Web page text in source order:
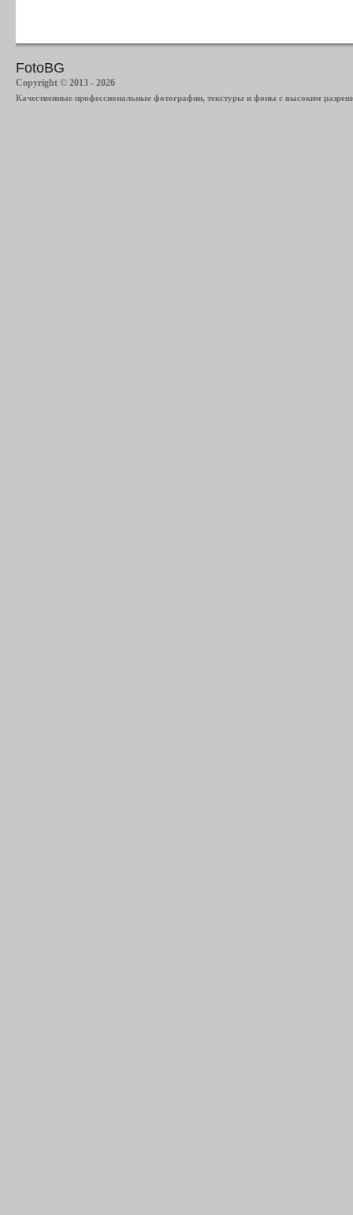
FotoBG
Copyright © 2013 - 2026
Качественные профессиональные фотографии, текстуры и фоны с высоким